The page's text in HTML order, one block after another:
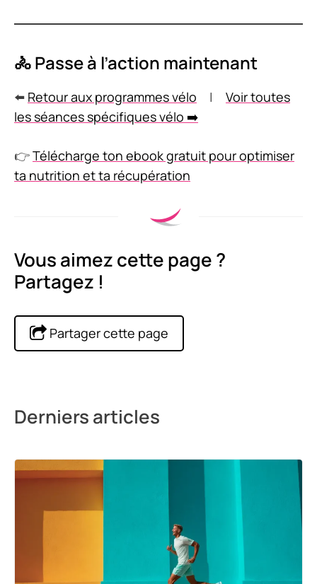
🚴 Passe à l’action maintenant
⬅️ Retour aux programmes vélo | Voir toutes
les séances spécifiques vélo ➡️
👉Télécharge ton ebook gratuit pour optimiser
ta nutrition et ta récupération
Vous aimez cette page ?
Partagez !
Partager cette page
Derniers articles